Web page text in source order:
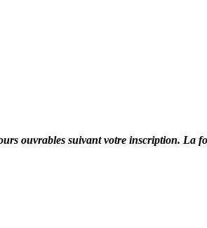
ouvrables suivant votre inscription. La